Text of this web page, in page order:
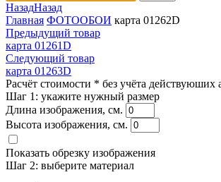
НазадНазад
Главная ФОТООБОИ карта 01262D
Предыдущий товар
карта 01261D
Следующий товар
карта 01263D
Расчёт стоимости * без учёта действуюших
Шаг 1: укажите нужный размер
Длина изображения, см.
Высота изображения, см.
Показать обрезку изображения
Шаг 2: выберите материал